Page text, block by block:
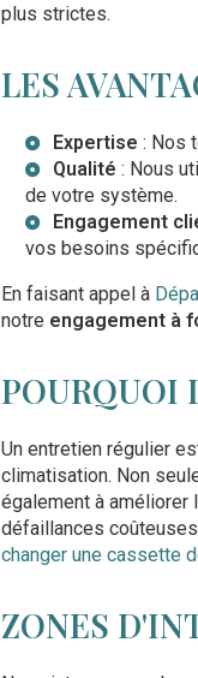
plus strictes.
LES
Expertise : Nos
Qualité : Nous
de votre système.
Engagement
vos besoins
En faisant appel à
notre engagement à
POURQUOI
Un entretien régulier
climatisation. Non
également à améliorer
défaillances
changer une cassette
ZONES